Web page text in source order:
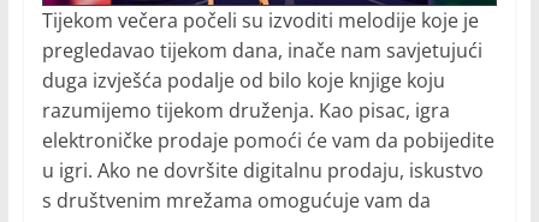
Tijekom večera počeli su izvoditi melodije koje je
pregledavao tijekom dana, inače nam savjetujući
duga izvješća podalje od bilo koje knjige koju
razumijemo tijekom druženja. Kao pisac, igra
elektroničke prodaje pomoći će vam da pobijedite
u igri. Ako ne dovršite digitalnu prodaju, iskustvo
s društvenim mrežama omogućuje vam da